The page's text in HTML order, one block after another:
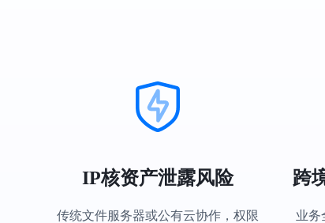
IP核资产泄露风险
传统文件服务器或公有云协作，权限
跨
业务